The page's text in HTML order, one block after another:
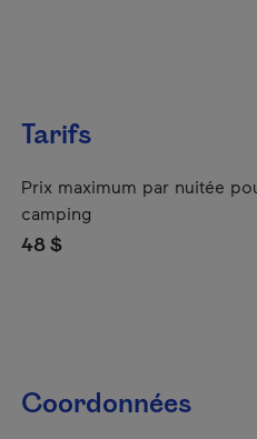
Tarifs
Prix maximum par nuitée
camping
48 $
Coordonnées